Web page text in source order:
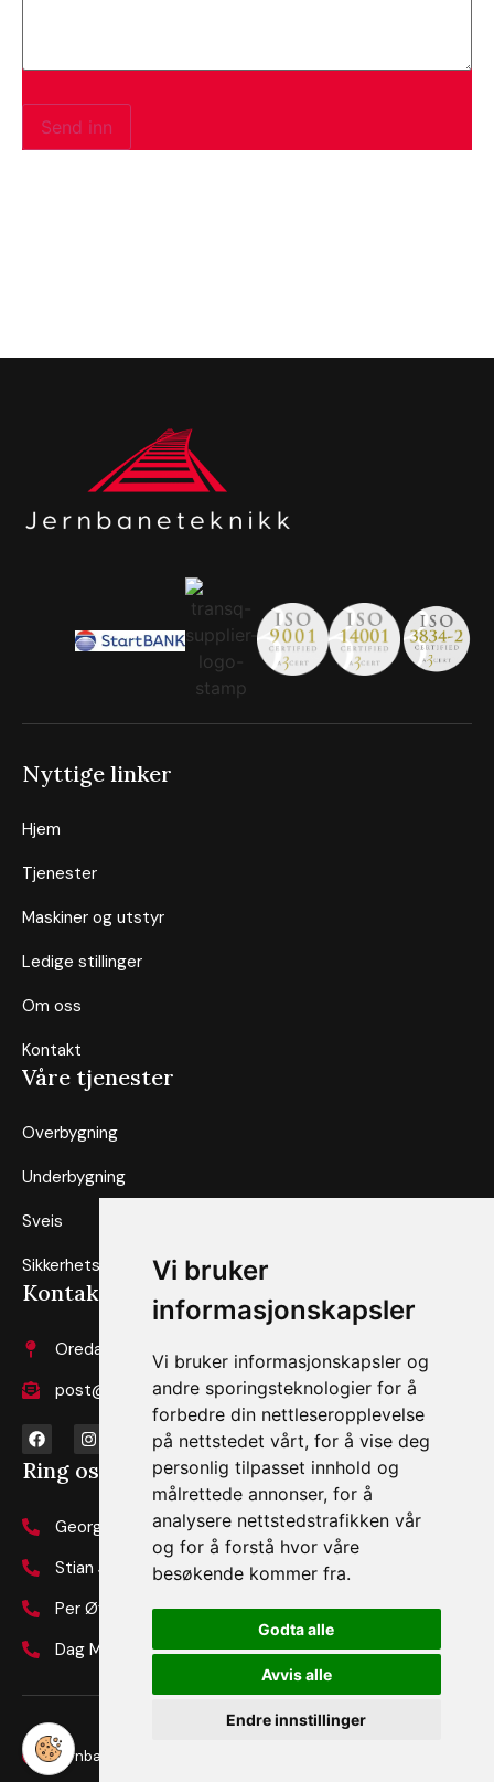
Vi bruker
informasjonskapsler
Vi bruker informasjonskapsler og
andre sporingsteknologier for å
forbedre din nettleseropplevelse
på nettstedet vårt, for å vise deg
personlig tilpasset innhold og
målrettede annonser, for å
analysere nettstedstrafikken vår
og for å forstå hvor våre
besøkende kommer fra.
Godta alle
Avvis alle
Endre innstillinger
Nyttige linker
Hjem
Tjenester
Maskiner og utstyr
Ledige stillinger
Om oss
Kontakt
Våre tjenester
Overbygning
Underbygning
Sveis
Sikkerhetsarbeid
Kontakt oss
Oredalen 15, 3810 Gvarv
post@jernbaneteknikk.no
Ring oss
Georg Buene Ryum: (+47) 99 33 05 48
Stian Johnsen: (+47) 95 26 56 08
Per Øyvind Moen: (+47) 97 76 38 71
Dag Morgan Bakken: (+47) 40 60 99 11
Jernbaneteknikk AS